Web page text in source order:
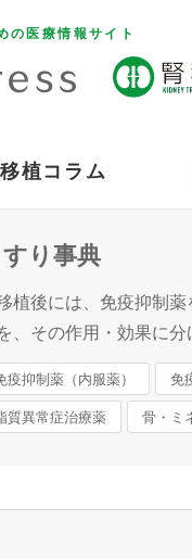
の医療情報サイト
植コラム
すり事典
植後には、免疫抑制
、その作用・効果に分
疫抑制薬（内服薬） 免
質異常症治療薬 骨・ミ